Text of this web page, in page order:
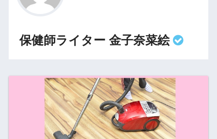
保健師ライター 金子奈菜絵